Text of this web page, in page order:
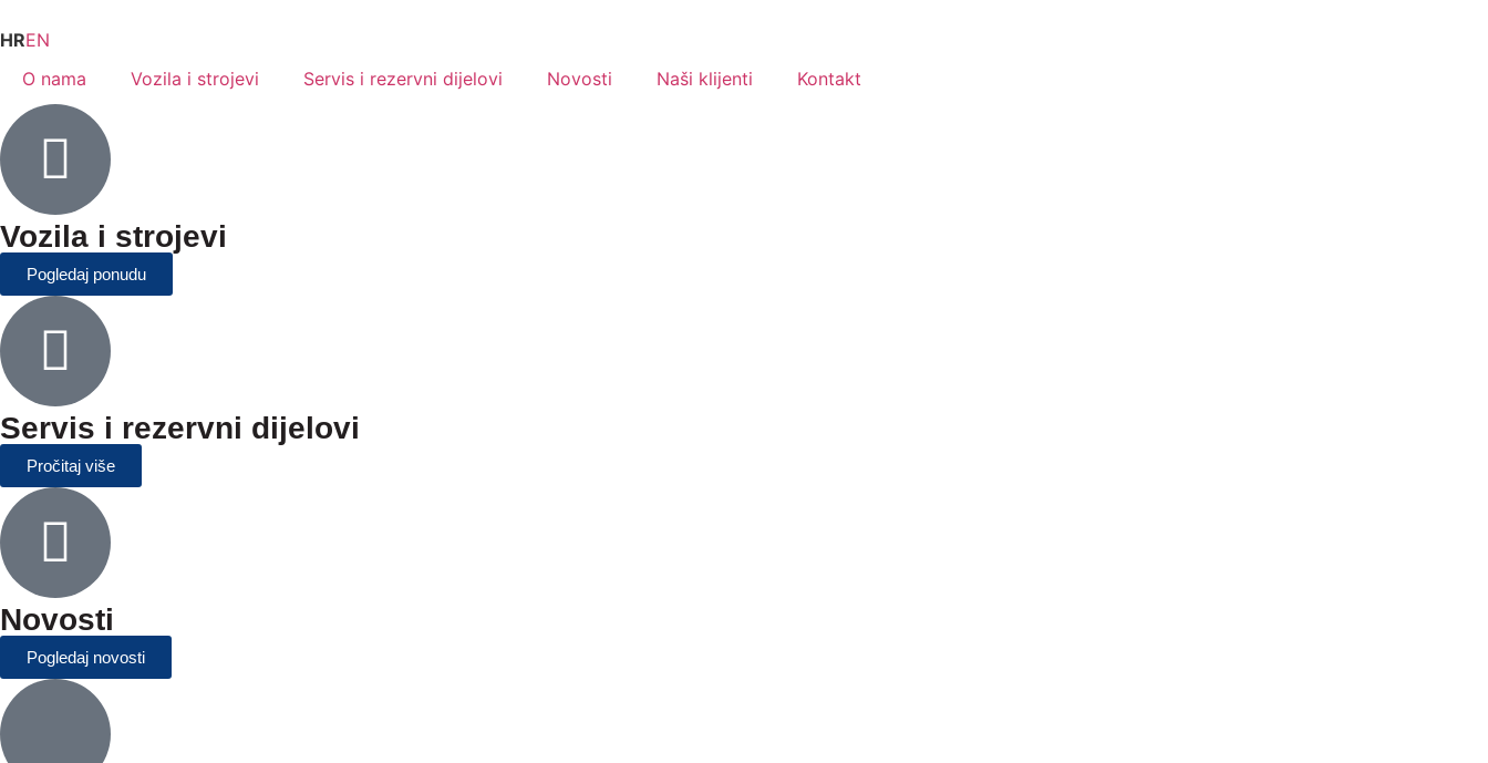
HREN
O nama
Vozila i strojevi Servis i rezervni dijelovi Novosti Naši klijenti Kontakt
Vozila i strojevi
Pogledaj ponudu
Servis i rezervni dijelovi
Pročitaj više
Novosti
Pogledaj novosti